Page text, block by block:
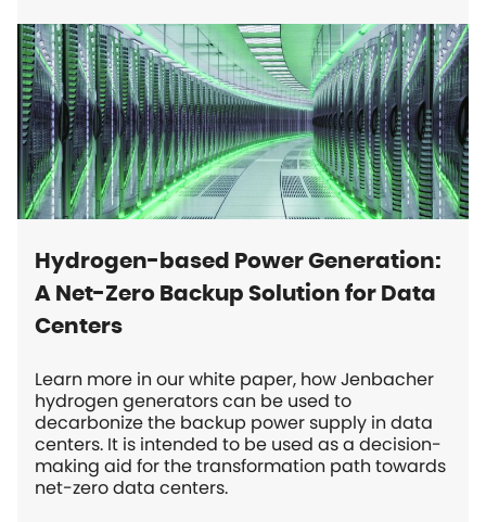
Hydrogen-based Power Generation:
A Net-Zero Backup Solution for Data
Centers
Learn more in our white paper, how Jenbacher
hydrogen generators can be used to
decarbonize the backup power supply in data
centers. It is intended to be used as a decision-
making aid for the transformation path towards
net-zero data centers.